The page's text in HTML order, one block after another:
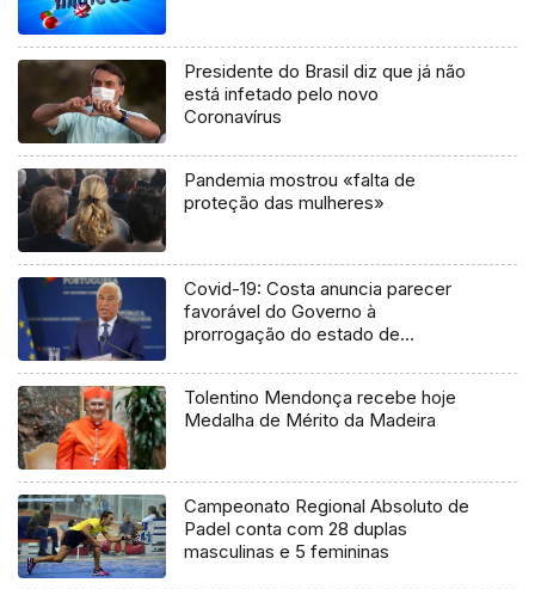
Presidente do Brasil diz que já não
está infetado pelo novo
Coronavírus
Pandemia mostrou «falta de
proteção das mulheres»
Covid-19: Costa anuncia parecer
favorável do Governo à
prorrogação do estado de
Tolentino Mendonça recebe hoje
Medalha de Mérito da Madeira
Campeonato Regional Absoluto de
Padel conta com 28 duplas
masculinas e 5 femininas